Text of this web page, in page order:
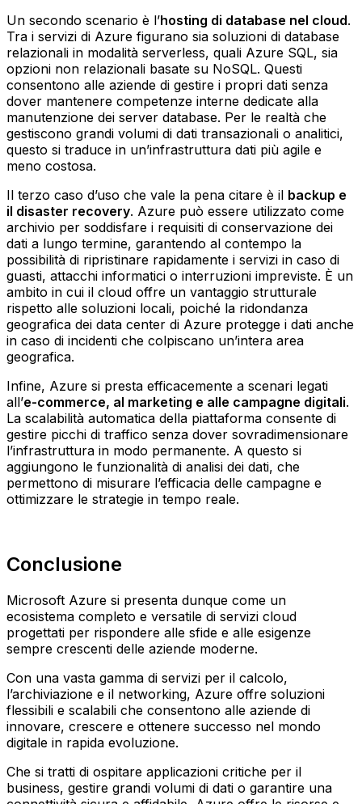
Un secondo scenario è l’hosting di database nel cloud.
Tra i servizi di Azure figurano sia soluzioni di database
relazionali in modalità serverless, quali Azure SQL, sia
opzioni non relazionali basate su NoSQL. Questi
consentono alle aziende di gestire i propri dati senza
dover mantenere competenze interne dedicate alla
manutenzione dei server database. Per le realtà che
gestiscono grandi volumi di dati transazionali o analitici,
questo si traduce in un’infrastruttura dati più agile e
meno costosa.
Il terzo caso d’uso che vale la pena citare è il backup e
il disaster recovery. Azure può essere utilizzato come
archivio per soddisfare i requisiti di conservazione dei
dati a lungo termine, garantendo al contempo la
possibilità di ripristinare rapidamente i servizi in caso di
guasti, attacchi informatici o interruzioni impreviste. È un
ambito in cui il cloud offre un vantaggio strutturale
rispetto alle soluzioni locali, poiché la ridondanza
geografica dei data center di Azure protegge i dati anche
in caso di incidenti che colpiscano un’intera area
geografica.
Infine, Azure si presta efficacemente a scenari legati
all’e-commerce, al marketing e alle campagne digitali.
La scalabilità automatica della piattaforma consente di
gestire picchi di traffico senza dover sovradimensionare
l’infrastruttura in modo permanente. A questo si
aggiungono le funzionalità di analisi dei dati, che
permettono di misurare l’efficacia delle campagne e
ottimizzare le strategie in tempo reale.
Conclusione
Microsoft Azure si presenta dunque come un
ecosistema completo e versatile di servizi cloud
progettati per rispondere alle sfide e alle esigenze
sempre crescenti delle aziende moderne.
Con una vasta gamma di servizi per il calcolo,
l’archiviazione e il networking, Azure offre soluzioni
flessibili e scalabili che consentono alle aziende di
innovare, crescere e ottenere successo nel mondo
digitale in rapida evoluzione.
Che si tratti di ospitare applicazioni critiche per il
business, gestire grandi volumi di dati o garantire una